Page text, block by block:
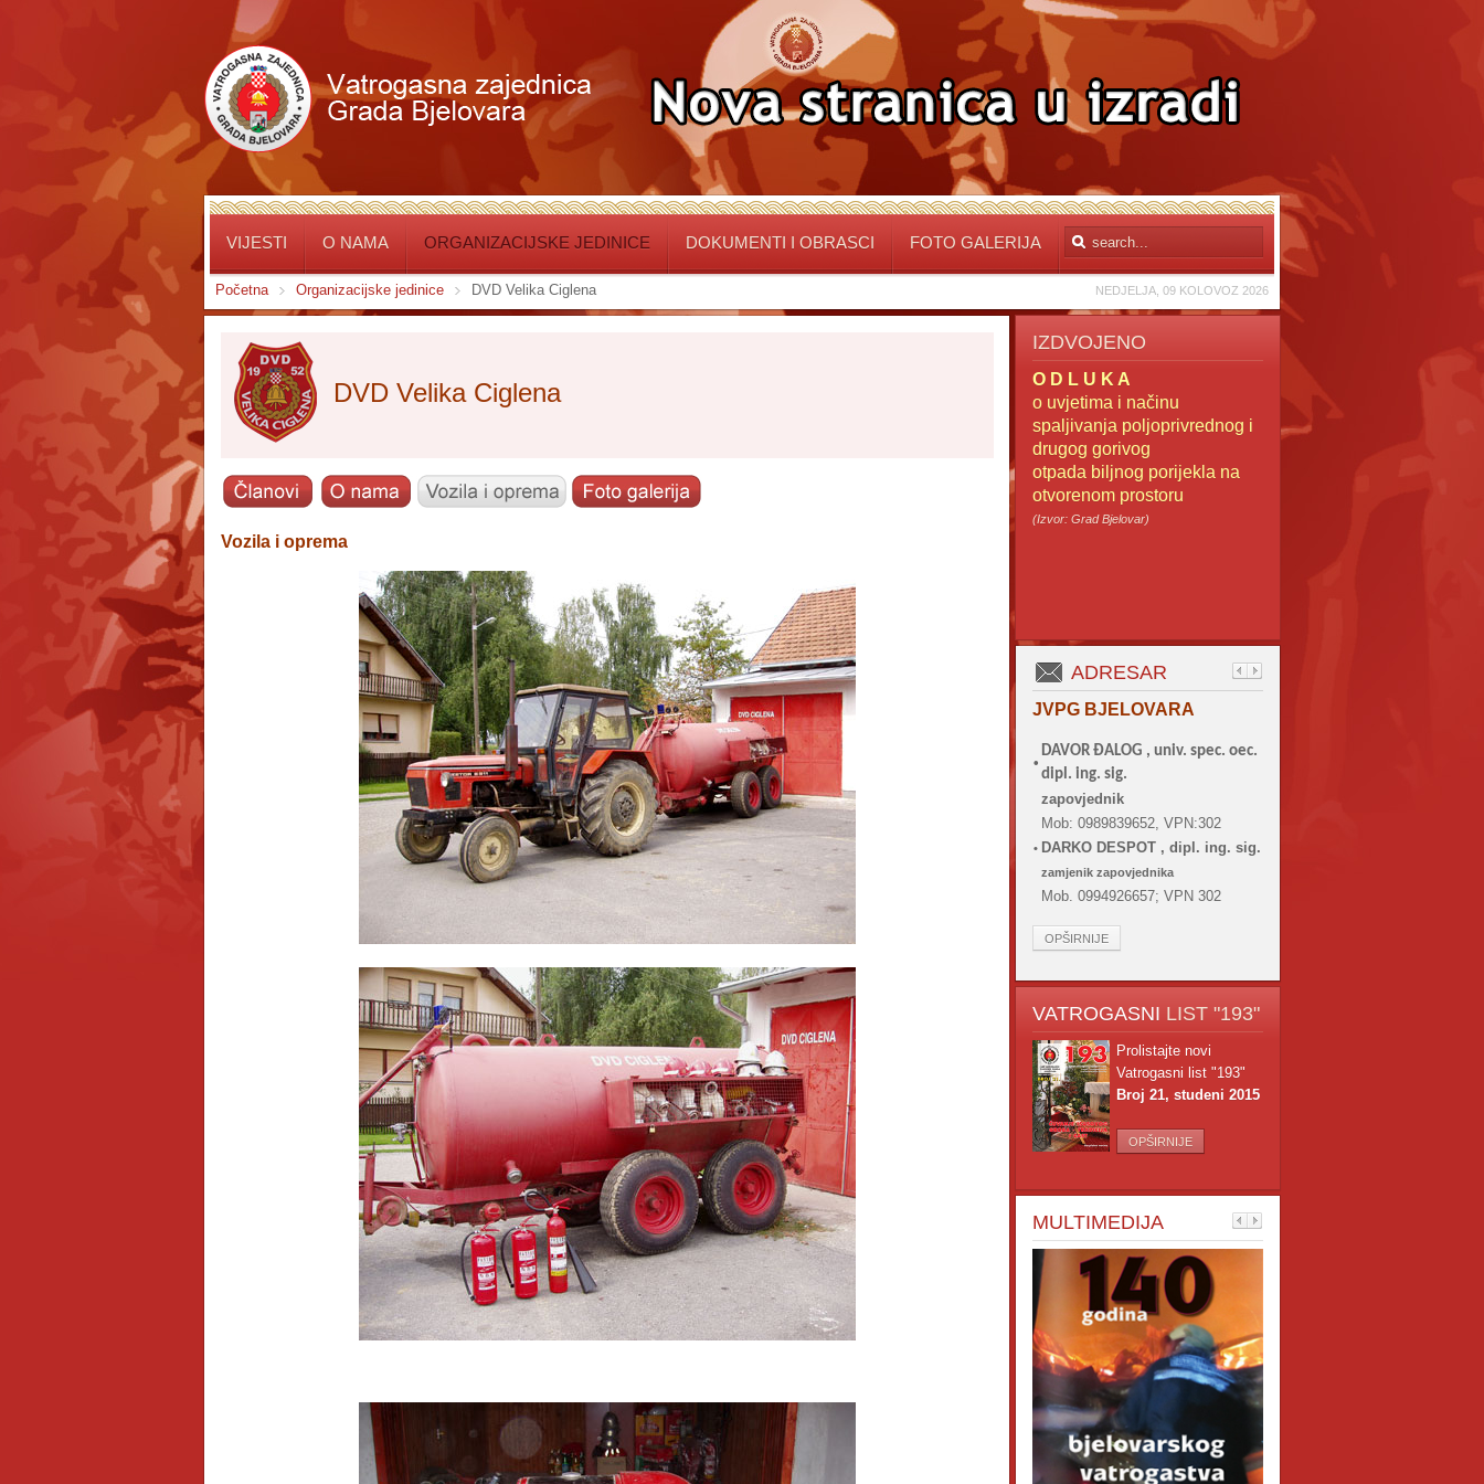
VIJESTI O NAMA ORGANIZACIJSKE JEDINICE DOKUMENTI I OBRASCI FOTO GALERIJA
NEDJELJA, 09 KOLOVOZ 2026
Početna Organizacijske jedinice DVD Velika Ciglena
DVD Velika Ciglena
Vozila i oprema
IZDVOJENO
O D L U K A
o uvjetima i načinu
spaljivanja poljoprivrednog i
drugog gorivog
otpada biljnog porijekla na
otvorenom prostoru
(Izvor: Grad Bjelovar)
ADRESAR
JVPG BJELOVARA
•
DAVOR ĐALOG , univ. spec. oec.
dipl. ing. sig.
zapovjednik
Mob: 0989839652, VPN:302
• DARKO DESPOT , dipl. ing. sig.
zamjenik zapovjednika
Mob. 0994926657; VPN 302
OPŠIRNIJE
VATROGASNI LIST "193"
Prolistajte novi
Vatrogasni list "193"
Broj 21, studeni 2015
OPŠIRNIJE
MULTIMEDIJA